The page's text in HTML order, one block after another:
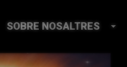
SOBRE NOSALTRES arrow_drop_down